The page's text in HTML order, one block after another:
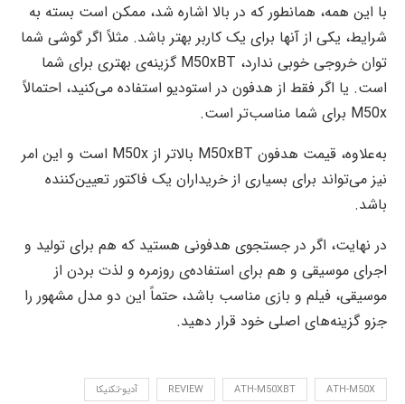
با این همه، همانطور که در بالا اشاره شد، ممکن است بسته به
شرایط، یکی از آنها برای یک کاربر بهتر باشد. مثلاً اگر گوشی شما
توان خروجی خوبی ندارد، M50xBT گزینه‌ی بهتری برای شما
است. یا اگر فقط از هدفون در استودیو استفاده می‌کنید، احتمالاً
M50x برای شما مناسب‌تر است.
به‌علاوه، قیمت هدفون M50xBT بالاتر از M50x است و این امر
نیز می‌تواند برای بسیاری از خریداران یک فاکتور تعیین‌کننده
باشد.
در نهایت، اگر در جستجوی هدفونی هستید که هم برای تولید و
اجرای موسیقی و هم برای استفاده‌ی روزمره و لذت بردن از
موسیقی، فیلم و بازی مناسب باشد، حتماً این دو مدل مشهور را
جزو گزینه‌های اصلی خود قرار دهید.
ATH-M50X
ATH-M50XBT
REVIEW
آدیو-تکنیکا